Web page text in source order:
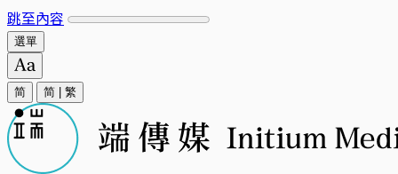
跳至內容
選單
简 简 繁